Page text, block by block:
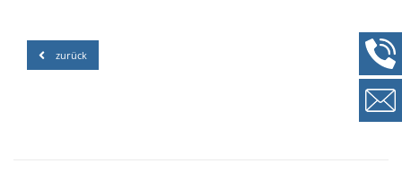
zurück